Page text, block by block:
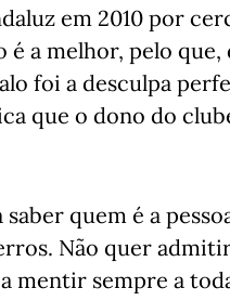
em 2010 por
a melhor, pelo
foi a desculpa
que o dono do
saber quem é a
Não quer
mentir sempre a